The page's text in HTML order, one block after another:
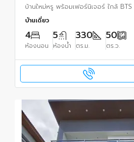
บ้านใหม่หรู พร้อมเฟอร์นิเจอร์ ใกล้
บ้านเดี่ยว
4
ห้องนอน
5
ห้องน้ำ
330
ตร.ม.
50
ตร.ว.